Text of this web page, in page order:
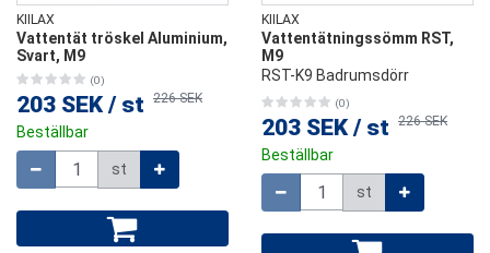
KIILAX
Vattentät tröskel Aluminium,
Svart, M9
(0)
203 SEK / st 226 SEK
Beställbar
st
KIILAX
Vattentätningssömm RST,
M9
RST-K9 Badrumsdörr
(0)
203 SEK / st 226 SEK
Beställbar
st